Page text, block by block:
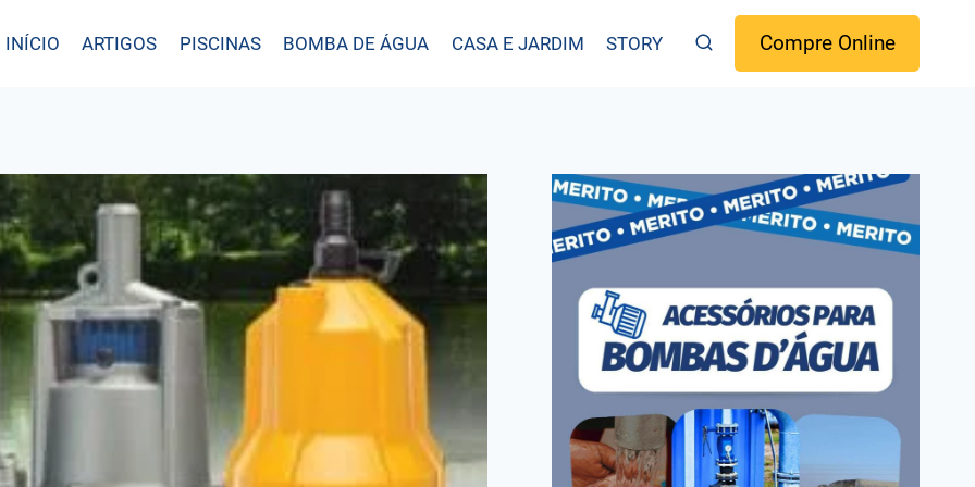
INÍCIO ARTIGOS PISCINAS BOMBA DE ÁGUA CASA E JARDIM STORY Compre Online